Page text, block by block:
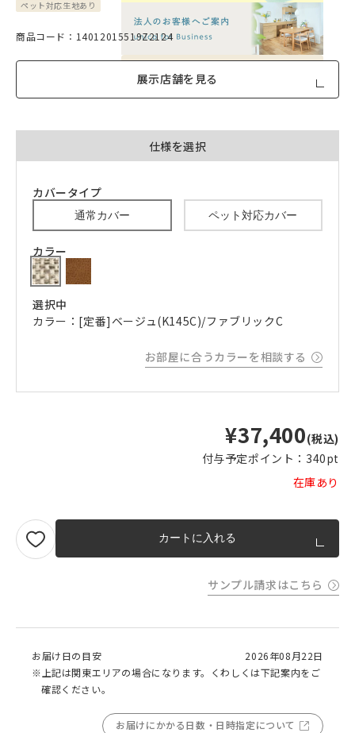
品質への取り組みのご案内
ペット対応生地あり
商品コード：14012015519Z2124
展示店舗を見る
仕様を選択
カバータイプ
通常カバー ペット対応カバー
カラー
選択中
カラー：[定番]ベージュ(K145C)/ファブリックC
お部屋に合うカラーを相談する
¥37,400(税込)
付与予定ポイント： 340pt
在庫あり
カートに入れる
サンプル請求はこちら
お届け日の目安
2026年08月22日
※上記は関東エリアの場合になります。くわしくは下記案内をご
確認ください。
お届けにかかる日数・日時指定について